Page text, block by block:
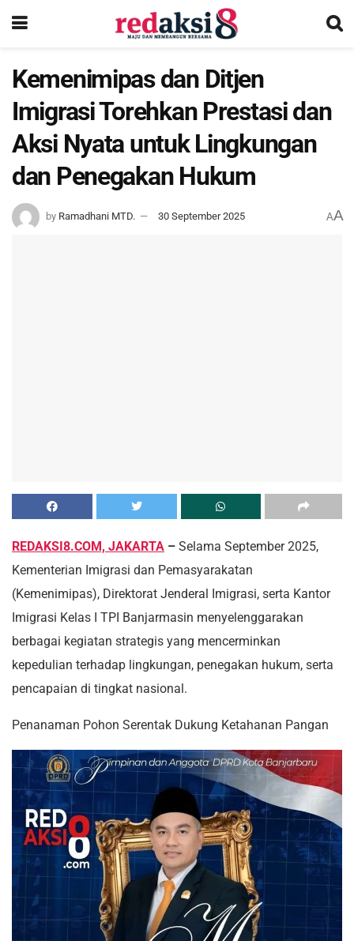
Kemenimipas dan Ditjen
Imigrasi Torehkan Prestasi dan
Aksi Nyata untuk Lingkungan
dan Penegakan Hukum
by Ramadhani MTD. 30 September 2025 AA
REDAKSI8.COM, JAKARTA – Selama September 2025,
Kementerian Imigrasi dan Pemasyarakatan
(Kemenimipas), Direktorat Jenderal Imigrasi, serta Kantor
Imigrasi Kelas I TPI Banjarmasin menyelenggarakan
berbagai kegiatan strategis yang mencerminkan
kepedulian terhadap lingkungan, penegakan hukum, serta
pencapaian di tingkat nasional.
Penanaman Pohon Serentak Dukung Ketahanan Pangan